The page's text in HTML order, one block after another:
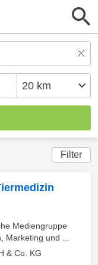
Filter
Mediengruppe
Marketing und ...
& Co. KG